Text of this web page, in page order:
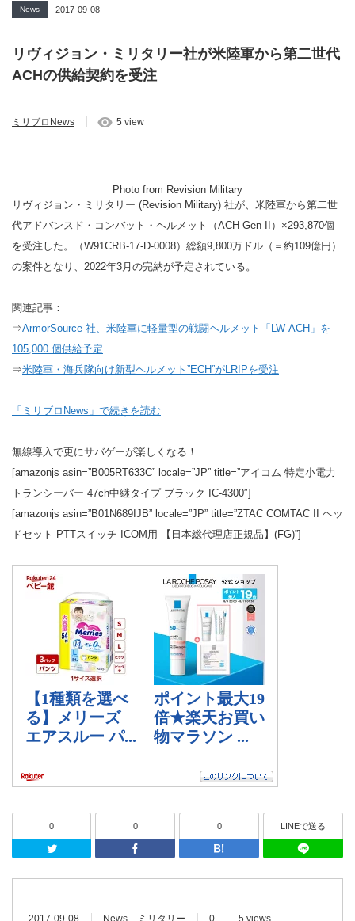
News 2017-09-08
リヴィジョン・ミリタリー社が米陸軍から第二世代
ACHの供給契約を受注
ミリブロNews 5 view
Photo from Revision Military
リヴィジョン・ミリタリー (Revision Military) 社が、米陸軍から第二世
代アドバンスド・コンバット・ヘルメット（ACH Gen II）×293,870個
を受注した。（W91CRB-17-D-0008）総額9,800万ドル（＝約109億円）
の案件となり、2022年3月の完納が予定されている。
関連記事：
⇒ArmorSource 社、米陸軍に軽量型の戦闘ヘルメット「LW-ACH」を
105,000 個供給予定
⇒米陸軍・海兵隊向け新型ヘルメット”ECH”がLRIPを受注
「ミリブロNews」で続きを読む
無線導入で更にサバゲーが楽しくなる！
[amazonjs asin=”B005RT633C” locale=”JP” title=”アイコム 特定小電力
トランシーバー 47ch中継タイプ ブラック IC-4300″]
[amazonjs asin=”B01N689IJB” locale=”JP” title=”ZTAC COMTAC II ヘッ
ドセット PTTスイッチ ICOM用 【日本総代理店正規品】(FG)”]
0
Twitter
0
Facebook
0
はてなブッ
LINEで送る
2017-09-08 News ミリタリー 0 5 views